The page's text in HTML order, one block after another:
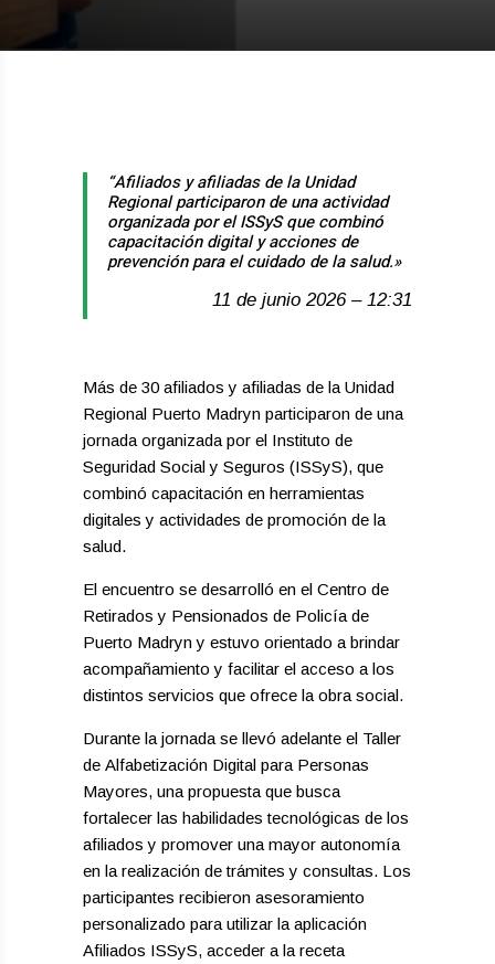
“Afiliados y afiliadas de la Unidad
Regional participaron de una actividad
organizada por el ISSyS que combinó
capacitación digital y acciones de
prevención para el cuidado de la salud.»
11 de junio 2026 – 12:31
Más de 30 afiliados y afiliadas de la Unidad
Regional Puerto Madryn participaron de una
jornada organizada por el Instituto de
Seguridad Social y Seguros (ISSyS), que
combinó capacitación en herramientas
digitales y actividades de promoción de la
salud.
El encuentro se desarrolló en el Centro de
Retirados y Pensionados de Policía de
Puerto Madryn y estuvo orientado a brindar
acompañamiento y facilitar el acceso a los
distintos servicios que ofrece la obra social.
Durante la jornada se llevó adelante el Taller
de Alfabetización Digital para Personas
Mayores, una propuesta que busca
fortalecer las habilidades tecnológicas de los
afiliados y promover una mayor autonomía
en la realización de trámites y consultas. Los
participantes recibieron asesoramiento
personalizado para utilizar la aplicación
Afiliados ISSyS, acceder a la receta